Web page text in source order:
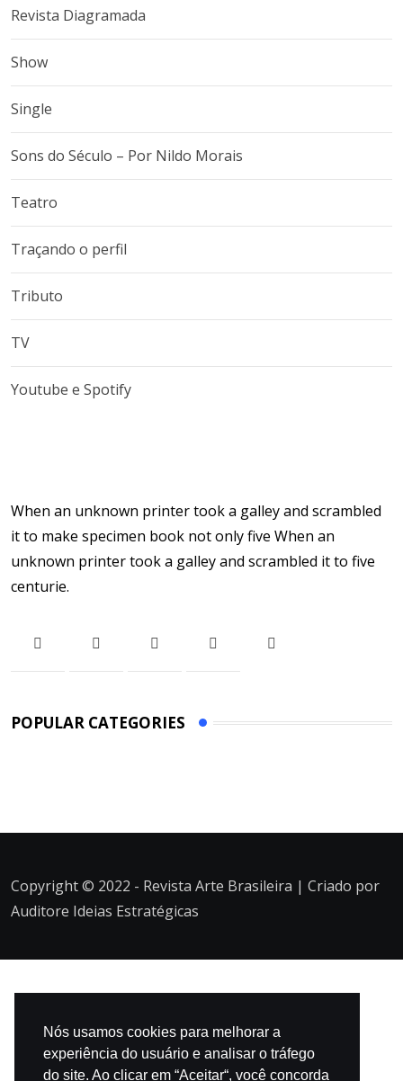
Revista Diagramada
Show
Single
Sons do Século – Por Nildo Morais
Teatro
Traçando o perfil
Tributo
TV
Youtube e Spotify
When an unknown printer took a galley and scrambled
it to make specimen book not only five When an
unknown printer took a galley and scrambled it to five
centurie.
POPULAR CATEGORIES
Copyright © 2022 - Revista Arte Brasileira | Criado por
Auditore Ideias Estratégicas
Nós usamos cookies para melhorar a
experiência do usuário e analisar o tráfego
do site. Ao clicar em “Aceitar“, você concorda